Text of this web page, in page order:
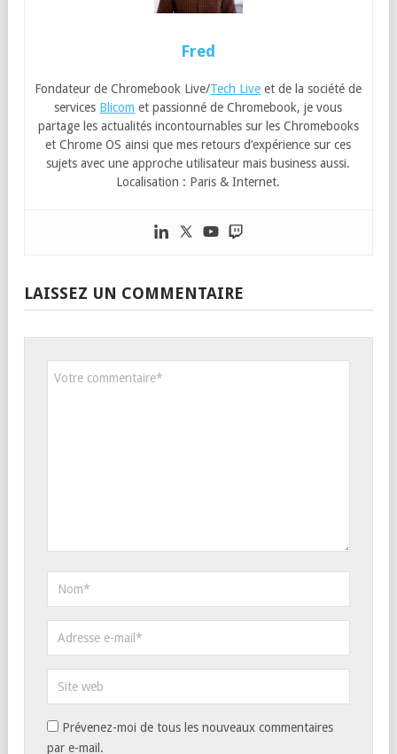
Fred
Fondateur de Chromebook Live/Tech Live et de la société de
services Blicom et passionné de Chromebook, je vous
partage les actualités incontournables sur les Chromebooks
et Chrome OS ainsi que mes retours d’expérience sur ces
sujets avec une approche utilisateur mais business aussi.
Localisation : Paris & Internet.
LAISSEZ UN COMMENTAIRE
Prévenez-moi de tous les nouveaux commentaires
par e-mail.